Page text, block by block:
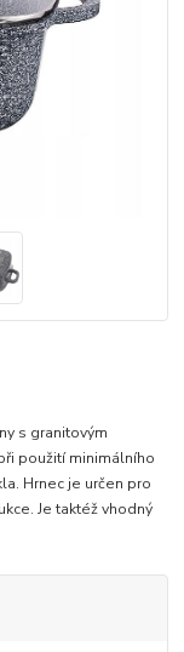
s granitovým
použití minimálního
Hrnec je určen pro
Je taktéž vhodný